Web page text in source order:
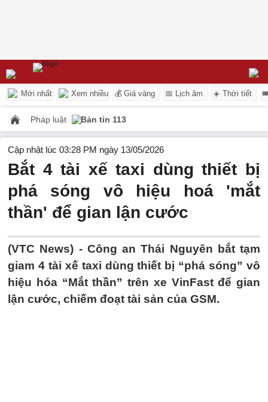
Mới nhất Xem nhiều 💰 Giá vàng 📅 Lịch âm ☀️ Thời tiết
Pháp luật Bản tin 113
Cập nhật lúc 03:28 PM ngày 13/05/2026
Bắt 4 tài xế taxi dùng thiết bị
phá sóng vô hiệu hoá 'mắt
thần' để gian lận cước
(VTC News) - Công an Thái Nguyên bắt tạm
giam 4 tài xế taxi dùng thiết bị “phá sóng” vô
hiệu hóa “Mắt thần” trên xe VinFast để gian
lận cước, chiếm đoạt tài sản của GSM.